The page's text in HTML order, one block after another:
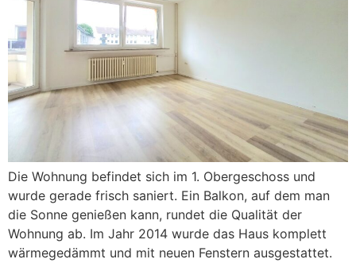
Die Wohnung befindet sich im 1. Obergeschoss und
wurde gerade frisch saniert. Ein Balkon, auf dem man
die Sonne genießen kann, rundet die Qualität der
Wohnung ab. Im Jahr 2014 wurde das Haus komplett
wärmegedämmt und mit neuen Fenstern ausgestattet.